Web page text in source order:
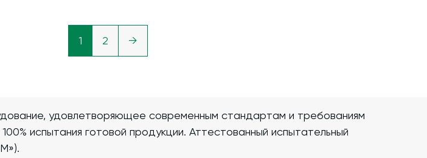
1 2 →
удовлетворяющее современным стандартам и требованиям
испытания готовой продукции. Аттестованный испытательный